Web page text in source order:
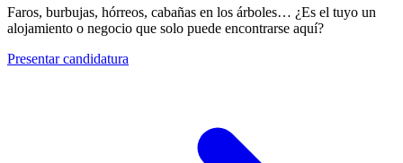
Faros, burbujas, hórreos, cabañas en los árboles… ¿Es el tuyo un
alojamiento o negocio que solo puede encontrarse aquí?
Presentar candidatura